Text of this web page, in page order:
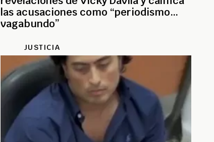
las acusaciones como “periodismo
vagabundo”
JUSTICIA